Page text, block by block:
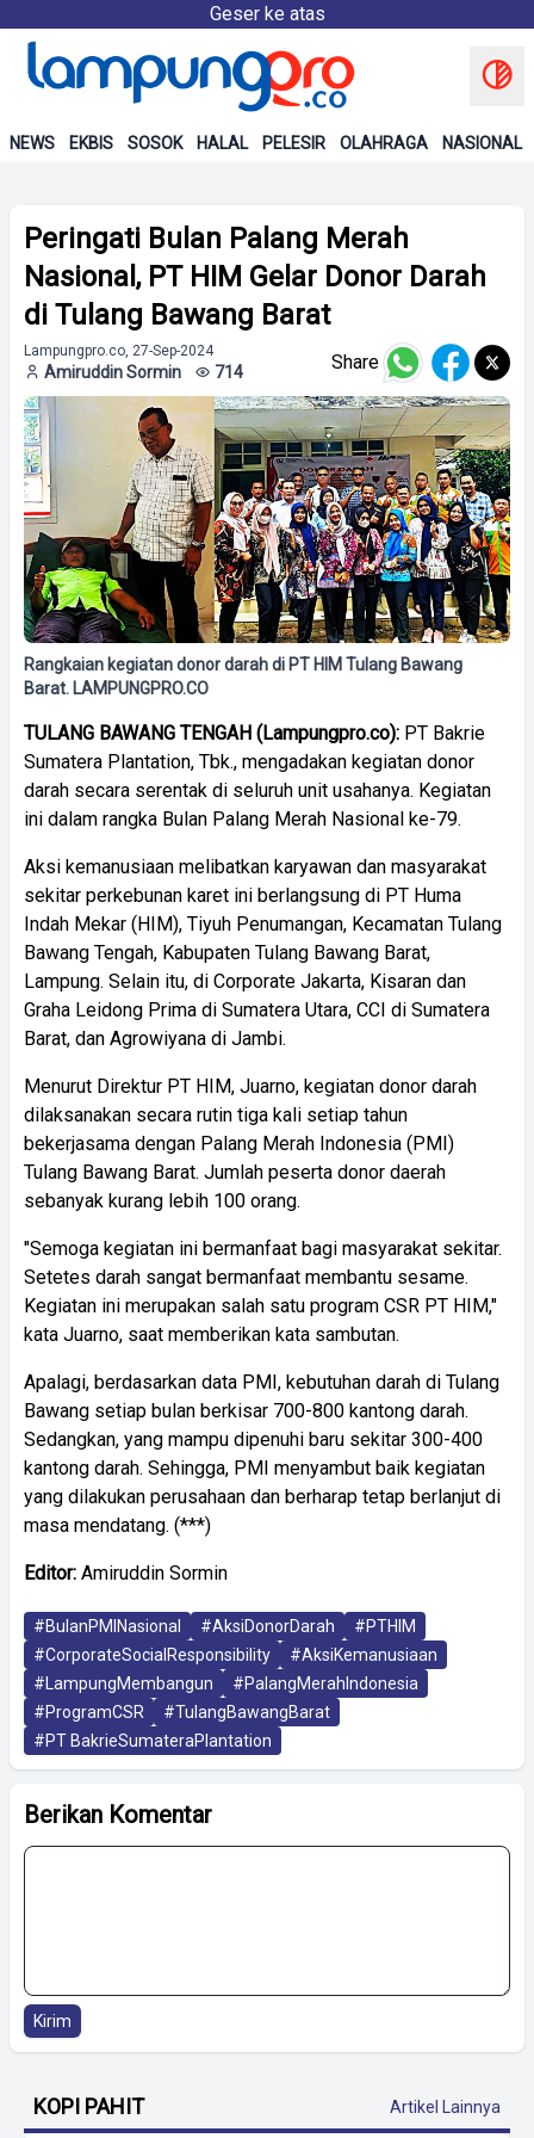
Geser ke atas
NEWS EKBIS SOSOK HALAL PELESIR OLAHRAGA NASIONAL
Peringati Bulan Palang Merah
Nasional, PT HIM Gelar Donor Darah
di Tulang Bawang Barat
Lampungpro.co, 27-Sep-2024
Amiruddin Sormin 714 Share
Rangkaian kegiatan donor darah di PT HIM Tulang Bawang
Barat. LAMPUNGPRO.CO
TULANG BAWANG TENGAH (Lampungpro.co): PT Bakrie
Sumatera Plantation, Tbk., mengadakan kegiatan donor
darah secara serentak di seluruh unit usahanya. Kegiatan
ini dalam rangka Bulan Palang Merah Nasional ke-79.
Aksi kemanusiaan melibatkan karyawan dan masyarakat
sekitar perkebunan karet ini berlangsung di PT Huma
Indah Mekar (HIM), Tiyuh Penumangan, Kecamatan Tulang
Bawang Tengah, Kabupaten Tulang Bawang Barat,
Lampung. Selain itu, di Corporate Jakarta, Kisaran dan
Graha Leidong Prima di Sumatera Utara, CCI di Sumatera
Barat, dan Agrowiyana di Jambi.
Menurut Direktur PT HIM, Juarno, kegiatan donor darah
dilaksanakan secara rutin tiga kali setiap tahun
bekerjasama dengan Palang Merah Indonesia (PMI)
Tulang Bawang Barat. Jumlah peserta donor daerah
sebanyak kurang lebih 100 orang.
"Semoga kegiatan ini bermanfaat bagi masyarakat sekitar.
Setetes darah sangat bermanfaat membantu sesame.
Kegiatan ini merupakan salah satu program CSR PT HIM,"
kata Juarno, saat memberikan kata sambutan.
Apalagi, berdasarkan data PMI, kebutuhan darah di Tulang
Bawang setiap bulan berkisar 700-800 kantong darah.
Sedangkan, yang mampu dipenuhi baru sekitar 300-400
kantong darah. Sehingga, PMI menyambut baik kegiatan
yang dilakukan perusahaan dan berharap tetap berlanjut di
masa mendatang. (***)
Editor: Amiruddin Sormin
#BulanPMINasional #AksiDonorDarah
#PTHIM
#CorporateSocialResponsibility
#AksiKemanusiaan
#LampungMembangun
#PalangMerahIndonesia
#ProgramCSR
#TulangBawangBarat
#PT BakrieSumateraPlantation
Berikan Komentar
Kirim
KOPI PAHIT Artikel Lainnya